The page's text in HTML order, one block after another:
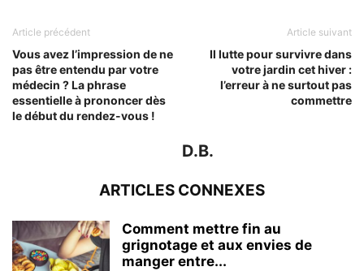
Article précédent
Vous avez l’impression de ne
pas être entendu par votre
médecin ? La phrase
essentielle à prononcer dès
le début du rendez-vous !
Article suivant
Il lutte pour survivre dans
votre jardin cet hiver :
l’erreur à ne surtout pas
commettre
D.B.
ARTICLES CONNEXES
Comment mettre fin au
grignotage et aux envies de
manger entre...